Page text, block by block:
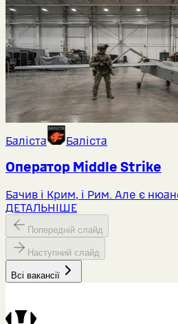
Баліста Баліста
Оператор Middlе Strike
Бачив і Крим, і Рим. Але є
ДЕТАЛЬНІШЕ
Попередній слайд
Наступний слайд
Всі вакансії